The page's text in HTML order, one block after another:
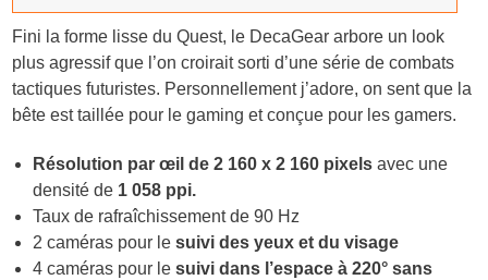
Fini la forme lisse du Quest, le DecaGear arbore un look
plus agressif que l’on croirait sorti d’une série de combats
tactiques futuristes. Personnellement j’adore, on sent que la
bête est taillée pour le gaming et conçue pour les gamers.
Résolution par œil de 2 160 x 2 160 pixelsavec une
densité de 1 058 ppi.
Taux de rafraîchissement de 90 Hz
2 caméras pour lesuivi des yeux et du visage
4 caméras pour lesuivi dans l’espace à 220° sans